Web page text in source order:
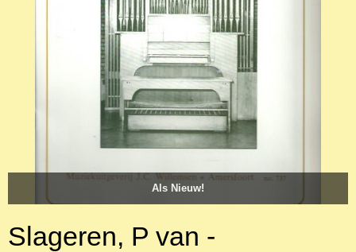
Als Nieuw!
Slageren, P van -